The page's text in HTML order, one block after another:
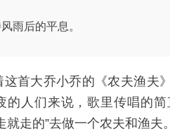
雨后的平息。
首大乔小乔的《农夫渔夫
的人们来说，歌里传唱的
就走的”去做一个农夫和渔夫。